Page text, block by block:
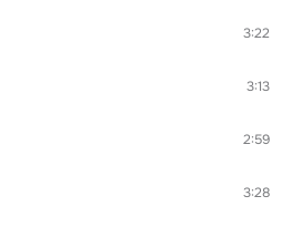
3:22
3:13
2:59
3:28